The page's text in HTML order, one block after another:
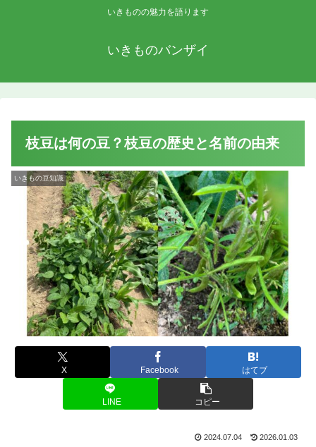
いきものの魅力を語ります
いきものバンザイ
枝豆は何の豆？枝豆の歴史と名前の由来
いきもの豆知識
X Facebook はてブ
LINE コピー
2024.07.04 2026.01.03